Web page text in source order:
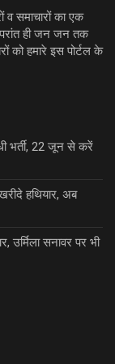
समाचारों का एक
ही जन जन तक
को हमारे इस पोर्टल के
भर्ती, 22 जून से करें
हथियार, अब
उर्मिला सनावर पर भी